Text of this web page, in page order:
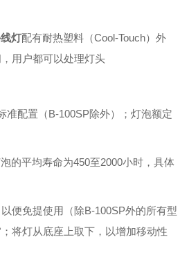
灯配有耐热塑料（Cool-Touch）外
用户都可以处理灯头
准配置（B-100SP除外）；灯泡额定
的平均寿命为450至2000小时，具体
便免提使用（除B-100SP外的所有型
将灯从底座上取下，以增加移动性